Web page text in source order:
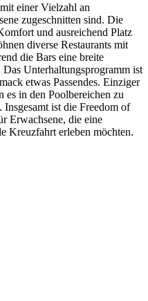
einer Vielzahl an
zugeschnitten sind. Die
und ausreichend Platz
diverse Restaurants mit
die Bars eine breite
Unterhaltungsprogramm ist
etwas Passendes. Einziger
es in den Poolbereichen zu
ist die Freedom of
Erwachsene, die eine
Kreuzfahrt erleben möchten.